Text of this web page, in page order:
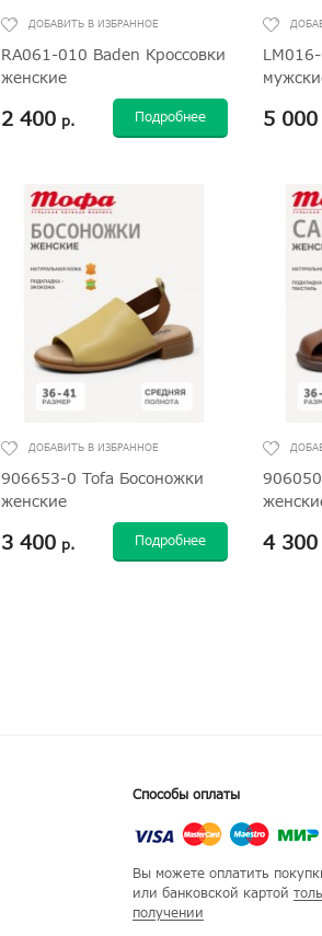
RA061-010 Baden Кроссовки
женские
2 400 р. Подробнее 5 000
906653-0 Tofa Босоножки
женские
3 400 р. Подробнее 4 300
Способы оплаты
Вы можете оплатить
или банковской картой
получении